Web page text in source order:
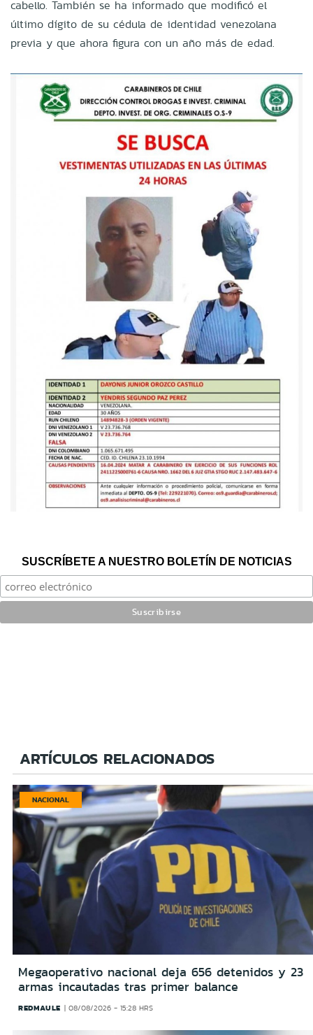
cabello. También se ha informado que modificó el
último dígito de su cédula de identidad venezolana
previa y que ahora figura con un año más de edad.
SUSCRÍBETE A NUESTRO BOLETÍN DE NOTICIAS
ARTÍCULOS RELACIONADOS
NACIONAL
Megaoperativo nacional deja 656 detenidos y 23
armas incautadas tras primer balance
REDMAULE 08/08/2026 - 15:28 HRS